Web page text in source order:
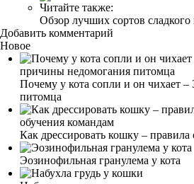
Читайте также:
Обзор лучших сортов сладкого
Добавить комментарий
Новое
Почему у кота сопли и он чихает
питомца
Как дрессировать кошку –
Эозинофильная гранулема у кота